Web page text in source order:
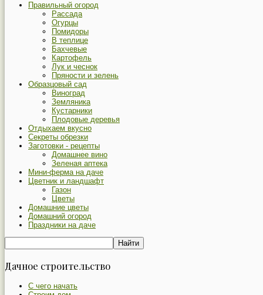
Правильный огород
Рассада
Огурцы
Помидоры
В теплице
Бахчевые
Картофель
Лук и чеснок
Пряности и зелень
Образцовый сад
Виноград
Земляника
Кустарники
Плодовые деревья
Отдыхаем вкусно
Секреты обрезки
Заготовки - рецепты
Домашнее вино
Зеленая аптека
Мини-ферма на даче
Цветник и ландшафт
Газон
Цветы
Домашние цветы
Домашний огород
Праздники на даче
Дачное строительство
С чего начать